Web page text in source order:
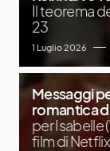
Il teorema
23
1 Luglio 2026
Messaggi
romantica
per Isabelle
film di